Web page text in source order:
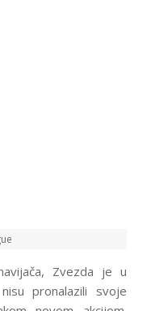
Zvezda je u
pronalazili svoje